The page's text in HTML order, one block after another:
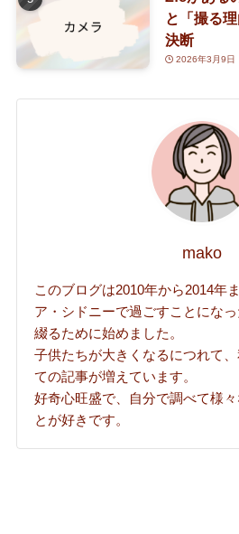
と「撮る
決断
2026年3月9日
mako
このブログは2010年から2014年
ア・シドニーで過ごすことにな
綴るために始めました。
子供たちが大きくなるにつれて
ての記事が増えています。
好奇心旺盛で、自分で調べて様
とが好きです。